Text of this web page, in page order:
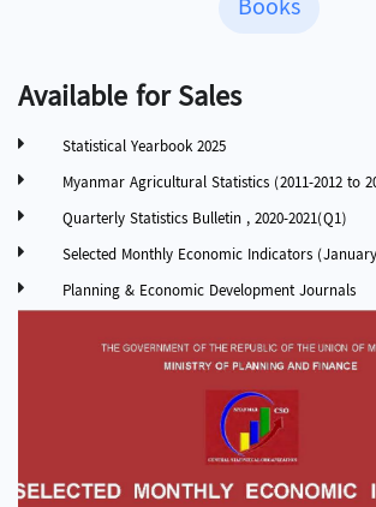
Books
Available for Sales
Statistical Yearbook 2025
Myanmar Agricultural Statistics (2011-2012 to
Quarterly Statistics Bulletin , 2020-2021(Q1)
Selected Monthly Economic Indicators
Planning & Economic Development Journals